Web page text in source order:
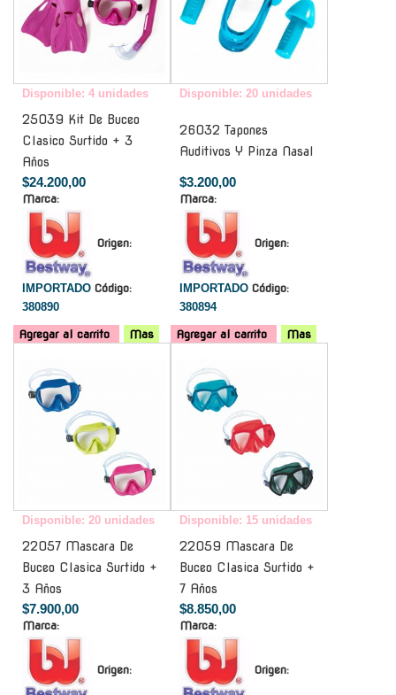
Disponible: 4 unidades
25039 Kit De Buceo
Clasico Surtido + 3
Años
$24.200,00
Marca:
Origen:
IMPORTADO Código:
380890
Agregar al carrito Mas
Disponible: 20 unidades
26032 Tapones
Auditivos Y Pinza Nasal
$3.200,00
Marca:
Origen:
IMPORTADO Código:
380894
Agregar al carrito
Mas
Disponible: 20 unidades
22057 Mascara De
Buceo Clasica Surtido +
3 Años
$7.900,00
Marca:
Origen:
Disponible: 15 unidades
22059 Mascara De
Buceo Clasica Surtido +
7 Años
$8.850,00
Marca:
Origen: